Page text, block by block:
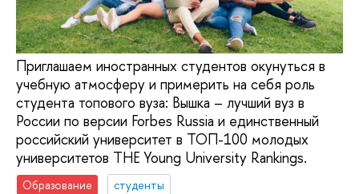
Приглашаем иностранных студентов окунуться в
учебную атмосферу и примерить на себя роль
студента топового вуза: Вышка – лучший вуз в
России по версии Forbes Russia и единственный
российский университет в ТОП-100 молодых
университетов THE Young University Rankings.
Образование
студенты